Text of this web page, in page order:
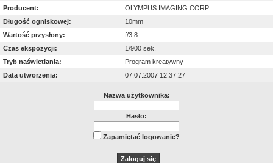
Producent:
OLYMPUS IMAGING CORP.
Długość ogniskowej:
10mm
Wartość przysłony:
f/3.8
Czas ekspozycji:
1/900 sek.
Tryb naświetlania:
Program kreatywny
Data utworzenia:
07.07.2007 12:37:27
Nazwa użytkownika:
Hasło:
Zapamiętać logowanie?